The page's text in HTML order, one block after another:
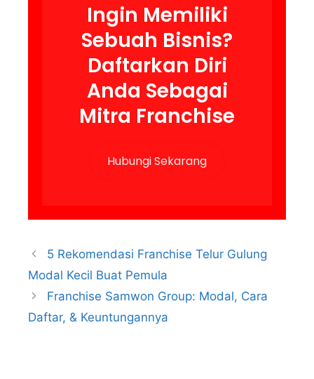
Ingin Memiliki
Sebuah Bisnis?
Daftarkan Diri
Anda Sebagai
Mitra Franchise
Hubungi Sekarang
5 Rekomendasi Franchise Telur Gulung
Modal Kecil Buat Pemula
Franchise Samwon Group: Modal, Cara
Daftar, & Keuntungannya